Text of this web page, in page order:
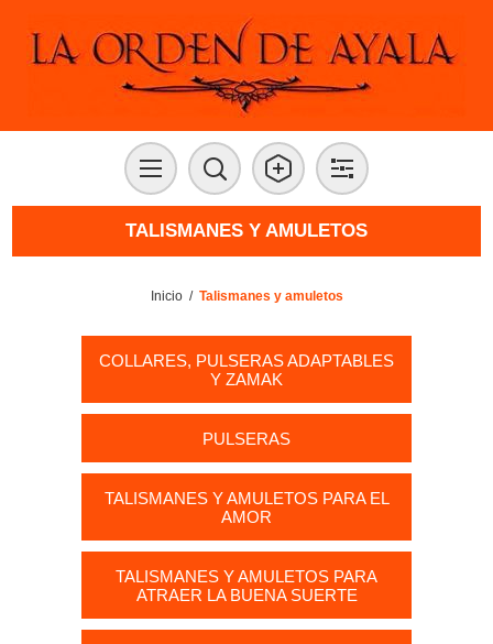
TALISMANES Y AMULETOS
Inicio / Talismanes y amuletos
COLLARES, PULSERAS ADAPTABLES
Y ZAMAK
PULSERAS
TALISMANES Y AMULETOS PARA EL
AMOR
TALISMANES Y AMULETOS PARA
ATRAER LA BUENA SUERTE